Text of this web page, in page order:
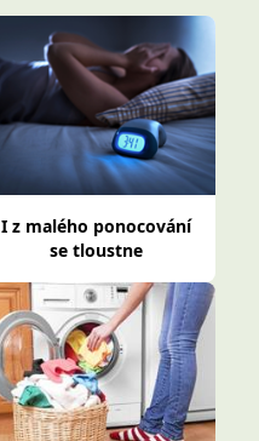
I z malého ponocování
se tloustne